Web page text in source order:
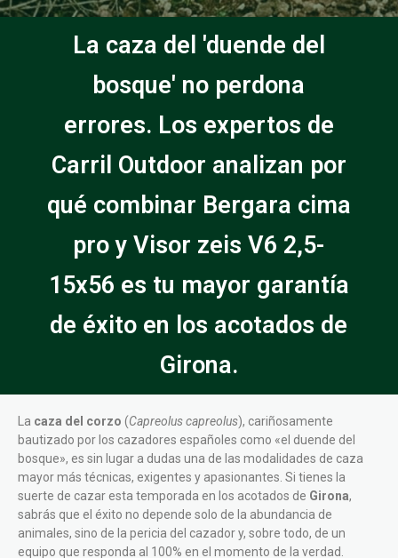
La caza del 'duende del
bosque' no perdona
errores. Los expertos de
Carril Outdoor analizan por
qué combinar Bergara cima
pro y Visor zeis V6 2,5-
15x56 es tu mayor garantía
de éxito en los acotados de
Girona.
La caza del corzo (Capreolus capreolus), cariñosamente
bautizado por los cazadores españoles como «el duende del
bosque», es sin lugar a dudas una de las modalidades de caza
mayor más técnicas, exigentes y apasionantes. Si tienes la
suerte de cazar esta temporada en los acotados de Girona,
sabrás que el éxito no depende solo de la abundancia de
animales, sino de la pericia del cazador y, sobre todo, de un
equipo que responda al 100% en el momento de la verdad.